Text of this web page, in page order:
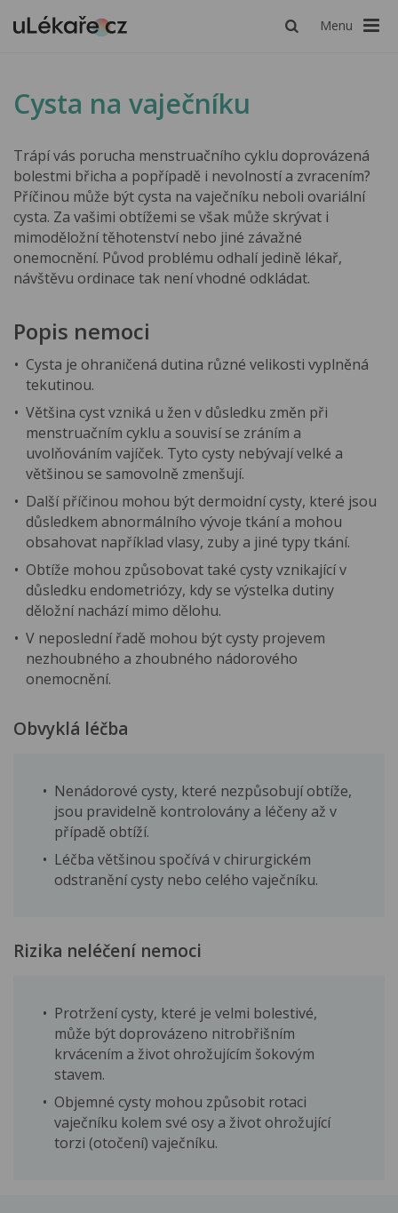
Menu
Cysta na vaječníku
Trápí vás porucha menstruačního cyklu doprovázená
bolestmi břicha a popřípadě i nevolností a zvracením?
Příčinou může být cysta na vaječníku neboli ovariální
cysta. Za vašimi obtížemi se však může skrývat i
mimoděložní těhotenství nebo jiné závažné
onemocnění. Původ problému odhalí jedině lékař,
návštěvu ordinace tak není vhodné odkládat.
Popis nemoci
Cysta je ohraničená dutina různé velikosti vyplněná
tekutinou.
Většina cyst vzniká u žen v důsledku změn při
menstruačním cyklu a souvisí se zráním a
uvolňováním vajíček. Tyto cysty nebývají velké a
většinou se samovolně zmenšují.
Další příčinou mohou být dermoidní cysty, které jsou
důsledkem abnormálního vývoje tkání a mohou
obsahovat například vlasy, zuby a jiné typy tkání.
Obtíže mohou způsobovat také cysty vznikající v
důsledku endometriózy, kdy se výstelka dutiny
děložní nachází mimo dělohu.
V neposlední řadě mohou být cysty projevem
nezhoubného a zhoubného nádorového
onemocnění.
Obvyklá léčba
Nenádorové cysty, které nezpůsobují obtíže,
jsou pravidelně kontrolovány a léčeny až v
případě obtíží.
Léčba většinou spočívá v chirurgickém
odstranění cysty nebo celého vaječníku.
Rizika neléčení nemoci
Protržení cysty, které je velmi bolestivé,
může být doprovázeno nitrobřišním
krvácením a život ohrožujícím šokovým
stavem.
Objemné cysty mohou způsobit rotaci
vaječníku kolem své osy a život ohrožující
torzi (otočení) vaječníku.